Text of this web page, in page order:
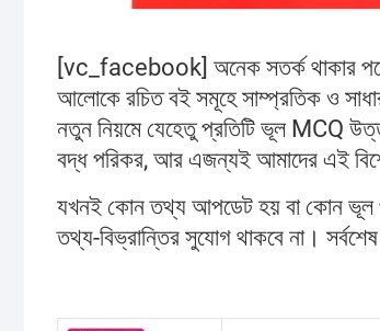
[vc_facebook] অনেক সতর্ক থাকার
আলোকে রচিত বই সমূহে সাম্প্রতিক ও
নতুন নিয়মে যেহেতু প্রতিটি ভূল MCQ
বদ্ধ পরিকর, আর এজন্যই আমাদের এই
যখনই কোন তথ্য আপডেট হয় বা কোন ভূল
তথ্য-বিভ্রান্তির সুযোগ থাকবে না।